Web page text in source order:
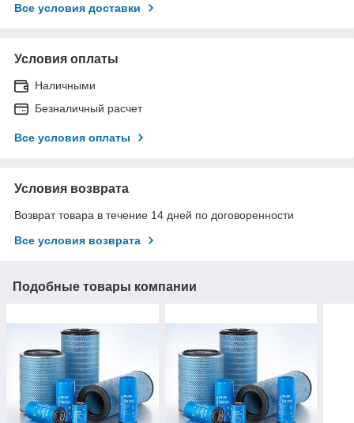
Все условия доставки
Условия оплаты
Наличными
Безналичный расчет
Все условия оплаты
Условия возврата
Возврат товара в течение 14 дней по договоренности
Все условия возврата
Подобные товары компании